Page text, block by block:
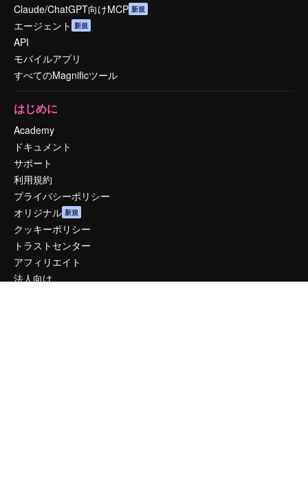
Claude/ChatGPT向けMCP 新規
エージェント 新規
API
モバイルアプリ
すべてのMagnificツール
はじめに
Academy
ドキュメント
サポート
利用規約
プライバシーポリシー
オリジナル 新規
クッキーポリシー
トラストセンター
アフィリエイト
法人向け